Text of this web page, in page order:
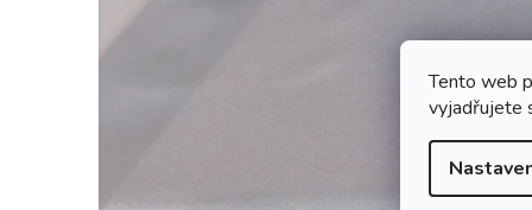
Tento web
vyjadřujete